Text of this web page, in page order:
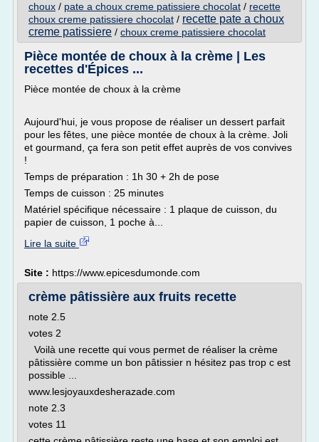
choux / pate a choux creme patissiere chocolat / recette
choux creme patissiere chocolat / recette pate a choux
creme patissiere / choux creme patissiere chocolat
Pièce montée de choux à la crème | Les
recettes d'Épices ...
Pièce montée de choux à la crème
Aujourd'hui, je vous propose de réaliser un dessert parfait
pour les fêtes, une pièce montée de choux à la crème. Joli
et gourmand, ça fera son petit effet auprès de vos convives
!
Temps de préparation : 1h 30 + 2h de pose
Temps de cuisson : 25 minutes
Matériel spécifique nécessaire : 1 plaque de cuisson, du
papier de cuisson, 1 poche à...
Lire la suite
Site : https://www.epicesdumonde.com
crème pâtissière aux fruits recette
note 2.5
votes 2
Voilà une recette qui vous permet de réaliser la crème
pâtissière comme un bon pâtissier n hésitez pas trop c est
possible ...
www.lesjoyauxdesherazade.com
note 2.3
votes 11